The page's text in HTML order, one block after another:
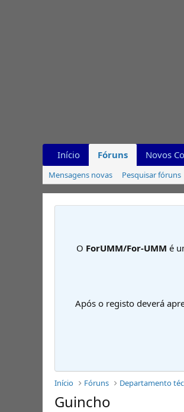
Início Fóruns Novos
Mensagens novas Pesquisar fóruns
O ForUMM/For-UMM é
Após o registo deverá
Início Fóruns Departamento
Guincho